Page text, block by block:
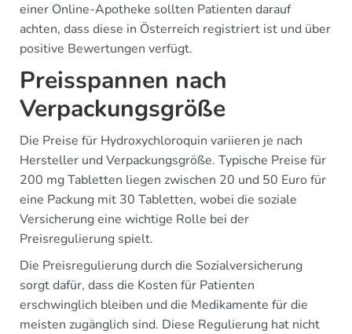
einer Online-Apotheke sollten Patienten darauf
achten, dass diese in Österreich registriert ist und über
positive Bewertungen verfügt.
Preisspannen nach
Verpackungsgröße
Die Preise für Hydroxychloroquin variieren je nach
Hersteller und Verpackungsgröße. Typische Preise für
200 mg Tabletten liegen zwischen 20 und 50 Euro für
eine Packung mit 30 Tabletten, wobei die soziale
Versicherung eine wichtige Rolle bei der
Preisregulierung spielt.
Die Preisregulierung durch die Sozialversicherung
sorgt dafür, dass die Kosten für Patienten
erschwinglich bleiben und die Medikamente für die
meisten zugänglich sind. Diese Regulierung hat nicht